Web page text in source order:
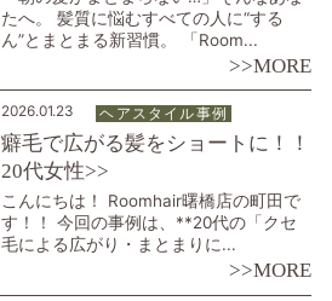
たへ。 髪質に悩むすべての人に“する
ん”とまとまる新習慣。 「Room...
>>MORE
2026.01.23 ヘアスタイル事例
癖毛で広がる髪をショートに！！
20代女性>>
こんにちは！ Roomhair曙橋店の町田で
す！！ 今回の事例は、**20代の「クセ
毛による広がり・まとまりに...
>>MORE